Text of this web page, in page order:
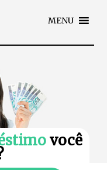
MENU
você